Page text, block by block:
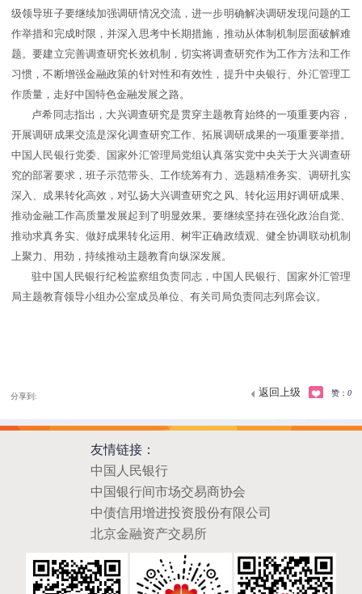
级领导班子要继续加强调研情况交流，进一步明确解决调研发现问题的工
作举措和完成时限，并深入思考中长期措施，推动从体制机制层面破解难
题。要建立完善调查研究长效机制，切实将调查研究作为工作方法和工作
习惯，不断增强金融政策的针对性和有效性，提升中央银行、外汇管理工
作质量，走好中国特色金融发展之路。
卢希同志指出，大兴调查研究是贯穿主题教育始终的一项重要内容，
开展调研成果交流是深化调查研究工作、拓展调研成果的一项重要举措。
中国人民银行党委、国家外汇管理局党组认真落实党中央关于大兴调查研
究的部署要求，班子示范带头、工作统筹有力、选题精准务实、调研扎实
深入、成果转化高效，对弘扬大兴调查研究之风、转化运用好调研成果、
推动金融工作高质量发展起到了明显效果。要继续坚持在强化政治自觉、
推动求真务实、做好成果转化运用、树牢正确政绩观、健全协调联动机制
上聚力、用劲，持续推动主题教育向纵深发展。
驻中国人民银行纪检监察组负责同志，中国人民银行、国家外汇管理
局主题教育领导小组办公室成员单位、有关司局负责同志列席会议。
分享到: 返回上级 赞： 0
友情链接：
中国人民银行
中国银行间市场交易商协会
中债信用增进投资股份有限公司
北京金融资产交易所